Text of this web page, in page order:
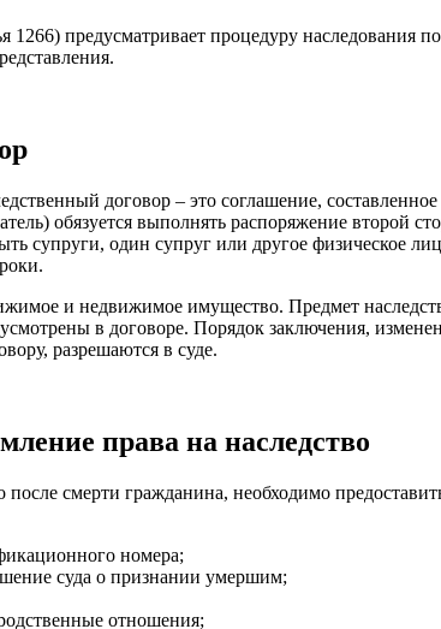
1266) предусматривает процедуру наследования
договор – это соглашение,
обязуется выполнять распоряжение второй
супруги, один супруг или другое физическое
и недвижимое имущество. Предмет
в договоре. Порядок заключения,
разрешаются в суде.
права на наследство
смерти гражданина, необходимо
номера;
суда о признании умершим;
отношения;